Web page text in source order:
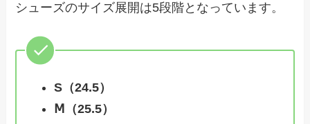
シューズのサイズ展開は5段階となっています。
S（24.5）
Ⅿ（25.5）